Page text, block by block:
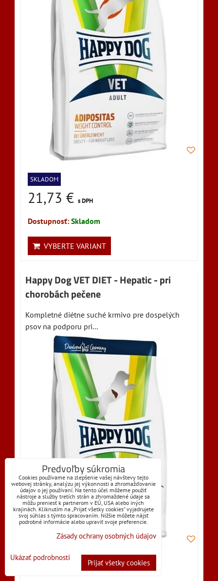
SKLADOM
21,73 € s DPH
Dostupnosť: Skladom
VYBERTE VARIANT
Happy Dog VET DIET - Hepatic - pri
chorobách pečene
Kompletné diétne suché krmivo pre dospelých
psov na podporu pri...
Predvoľby súkromia
Cookies používame na zlepšenie vašej návštevy tejto
webovej stránky, analýzu jej výkonnosti a zhromažďovanie
údajov o jej používaní. Na tento účel môžeme použiť
nástroje a služby tretích strán a zhromaždené údaje sa
môžu preniesť k partnerom v EÚ, USA alebo iných
krajinách. Kliknutím na „Prijať všetky cookies“ vyjadrujete
svoj súhlas s týmto spracovaním. Nižšie môžete nájsť
podrobné informácie alebo upraviť svoje preferencie.
Zásady ochrany osobných údajov
Ukázať podrobnosti
Prijať všetky cookies